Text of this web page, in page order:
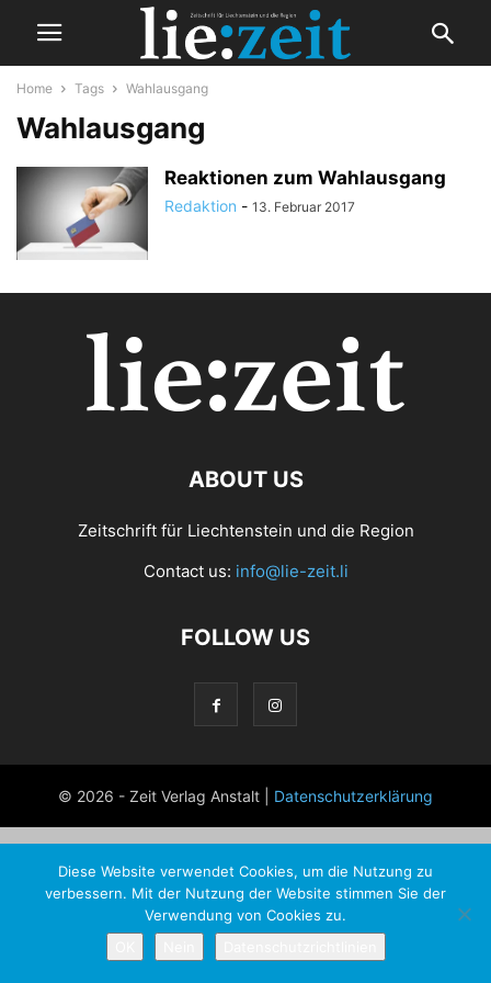
Home Tags Wahlausgang
Wahlausgang
Reaktionen zum Wahlausgang
Redaktion - 13. Februar 2017
ABOUT US
Zeitschrift für Liechtenstein und die Region
Contact us: info@lie-zeit.li
FOLLOW US
© 2026 - Zeit Verlag Anstalt | Datenschutzerklärung
Diese Website verwendet Cookies, um die Nutzung zu
verbessern. Mit der Nutzung der Website stimmen Sie der
Verwendung von Cookies zu.